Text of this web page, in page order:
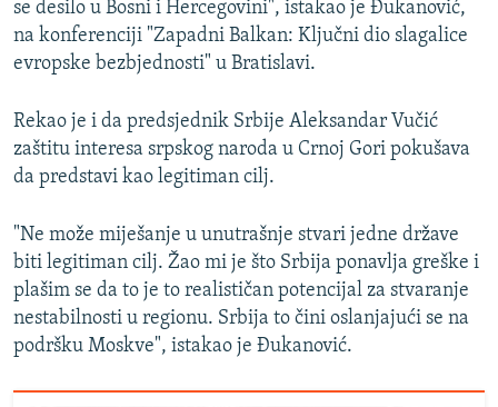
se desilo u Bosni i Hercegovini", istakao je Đukanović,
na konferenciji "Zapadni Balkan: Ključni dio slagalice
evropske bezbjednosti" u Bratislavi.
Rekao je i da predsjednik Srbije Aleksandar Vučić
zaštitu interesa srpskog naroda u Crnoj Gori pokušava
da predstavi kao legitiman cilj.
"Ne može miješanje u unutrašnje stvari jedne države
biti legitiman cilj. Žao mi je što Srbija ponavlja greške i
plašim se da to je to realističan potencijal za stvaranje
nestabilnosti u regionu. Srbija to čini oslanjajući se na
podršku Moskve", istakao je Đukanović.